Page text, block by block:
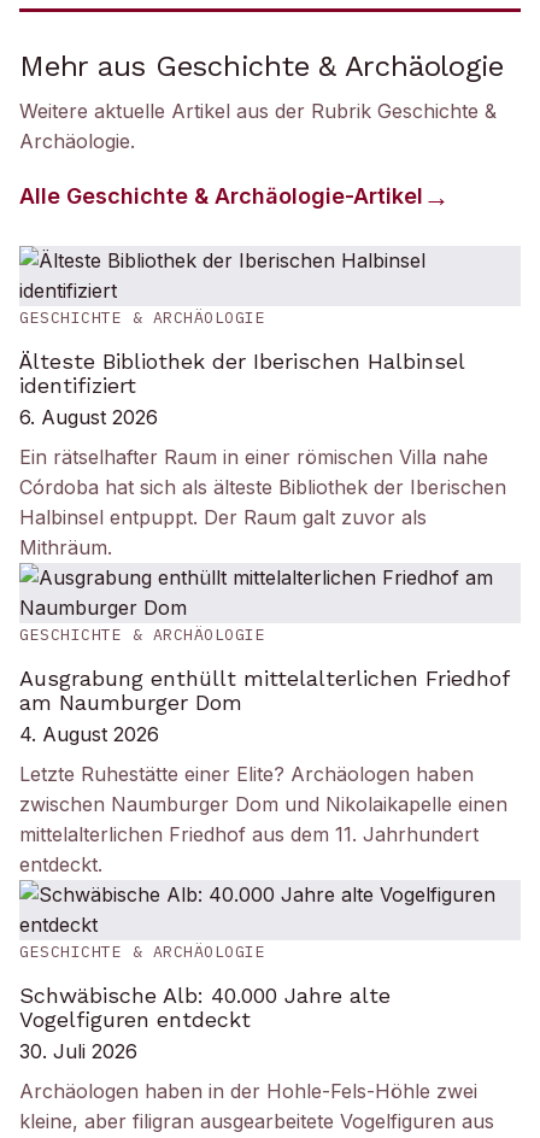
Mehr aus Geschichte & Archäologie
Weitere aktuelle Artikel aus der Rubrik Geschichte &
Archäologie.
Alle Geschichte & Archäologie-Artikel
GESCHICHTE & ARCHÄOLOGIE
Älteste Bibliothek der Iberischen Halbinsel
identifiziert
6. August 2026
Ein rätselhafter Raum in einer römischen Villa nahe
Córdoba hat sich als älteste Bibliothek der Iberischen
Halbinsel entpuppt. Der Raum galt zuvor als
Mithräum.
GESCHICHTE & ARCHÄOLOGIE
Ausgrabung enthüllt mittelalterlichen Friedhof
am Naumburger Dom
4. August 2026
Letzte Ruhestätte einer Elite? Archäologen haben
zwischen Naumburger Dom und Nikolaikapelle einen
mittelalterlichen Friedhof aus dem 11. Jahrhundert
entdeckt.
GESCHICHTE & ARCHÄOLOGIE
Schwäbische Alb: 40.000 Jahre alte
Vogelfiguren entdeckt
30. Juli 2026
Archäologen haben in der Hohle-Fels-Höhle zwei
kleine, aber filigran ausgearbeitete Vogelfiguren aus